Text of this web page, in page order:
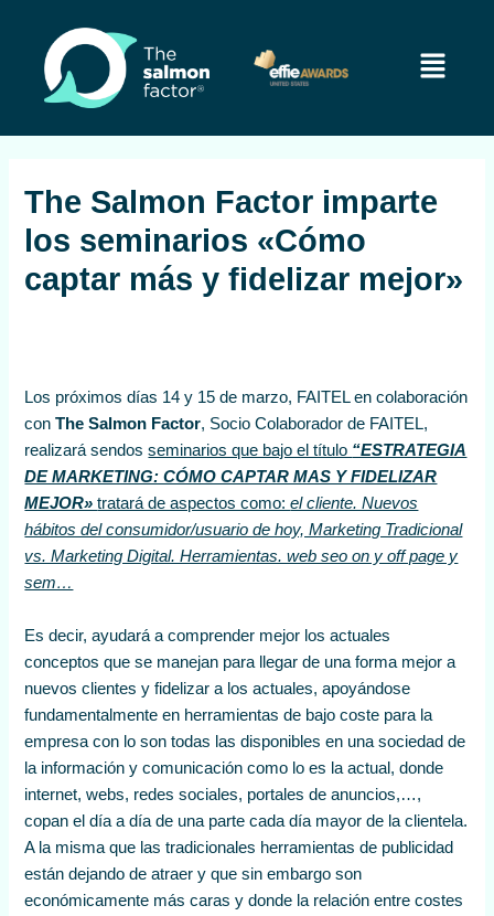
contenido
Menú
The Salmon Factor imparte
los seminarios «Cómo
captar más y fidelizar mejor»
Los próximos días 14 y 15 de marzo, FAITEL en colaboración
conThe Salmon Factor, Socio Colaborador de FAITEL,
realizará sendosseminarios que bajo el título “ESTRATEGIA
DE MARKETING: CÓMO CAPTAR MAS Y FIDELIZAR
MEJOR»tratará de aspectos como:el cliente. Nuevos
hábitos del consumidor/usuario de hoy, Marketing Tradicional
vs. Marketing Digital. Herramientas. web seo on y off page y
sem…
Es decir, ayudará a comprender mejor los actuales
conceptos que se manejan para llegar de una forma mejor a
nuevos clientes y fidelizar a los actuales, apoyándose
fundamentalmente en herramientas de bajo coste para la
empresa con lo son todas las disponibles en una sociedad de
la información y comunicación como lo es la actual, donde
internet, webs, redes sociales, portales de anuncios,…,
copan el día a día de una parte cada día mayor de la clientela.
A la misma que las tradicionales herramientas de publicidad
están dejando de atraer y que sin embargo son
económicamente más caras y donde la relación entre costes
entradas